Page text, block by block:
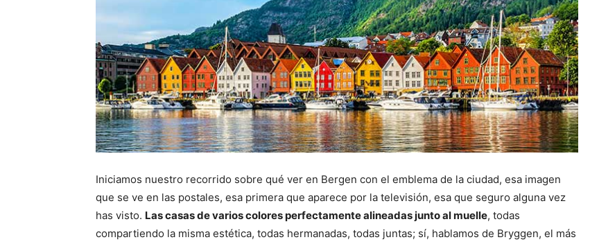
Iniciamos nuestro recorrido sobre qué ver en Bergen con el emblema de la ciudad, esa imagen
que se ve en las postales, esa primera que aparece por la televisión, esa que seguro alguna vez
has visto. Las casas de varios colores perfectamente alineadas junto al muelle, todas
compartiendo la misma estética, todas hermanadas, todas juntas; sí, hablamos de Bryggen, el más